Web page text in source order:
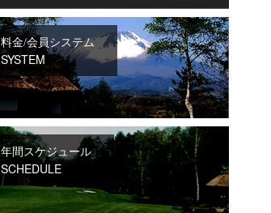
料金/会員システム
SYSTEM
年間スケジュール
SCHEDULE